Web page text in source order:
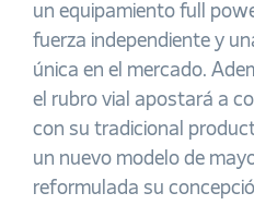
un equipamiento full
fuerza independiente y
única en el mercado.
el rubro vial apostará a
con su tradicional
un nuevo modelo de
reformulada su